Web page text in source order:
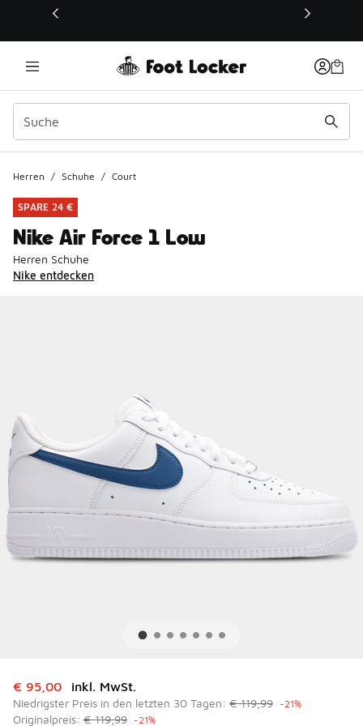
Dieser Link öffnet sich in einem neuen Fenster
Herren / Schuhe / Court
SPARE 24 €
Nike Air Force 1 Low
Herren Schuhe
Nike entdecken
Dieser Artikel ist im Sale. Der Preis ist von auf € 95,00
€ 95,00 inkl. MwSt.
Niedrigster Preis in den letzten 30 Tagen: € 119,99 -21%
Originalpreis: € 119,99 -21%